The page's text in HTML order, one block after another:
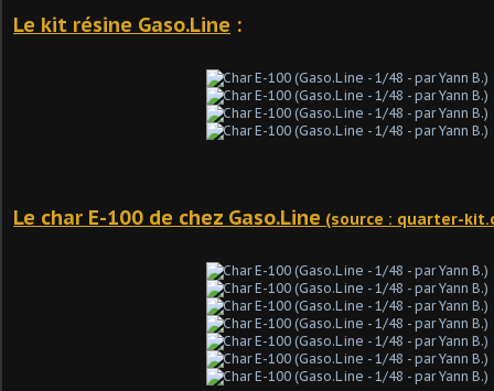
Le kit résine Gaso.Line :
Le char E-100 de chez Gaso.Line (source : quarter-